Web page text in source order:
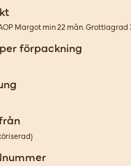
Margot min 22 mån. Grottlagrad
förpackning
)